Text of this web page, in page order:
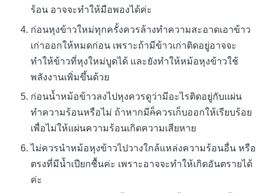
ร้อน อาจจะทำให้มือพองได้ค่ะ
ก่อนหุงข้าวใหม่ทุกครั้งควรล้างทำความสะอาดเอาข้าว
เก่าออกให้หมดก่อน เพราะถ้ามีข้าวเก่าติดอยู่อาจจะ
ทำให้ข้าวที่หุงใหม่บูดได้ และยังทำให้หม้อหุงข้าวใช้
พลังงานเพิ่มขึ้นด้วย
ก่อนน้ำหม้อข้าวลงไปหุงควรดูว่ามีอะไรติดอยู่กับแผ่น
ทำความร้อนหรือไม่ ถ้าหากมีก็ควรเก็บออกให้เรียบร้อย
เพื่อไม่ให้แผ่นความร้อนเกิดความเสียหาย
ไม่ควรนำหม้อหุงข้าวไปวางใกล้แหล่งความร้อนอื่น หรือ
ตรงที่มีน้ำเปียกชื้นค่ะ เพราะอาจจะทำให้เกิดอันตรายได้
ค่ะ